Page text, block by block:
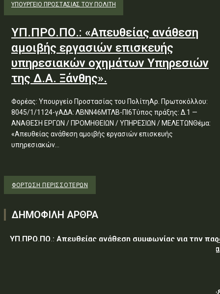
ΥΠΟΥΡΓΕΊΟ ΠΡΟΣΤΑΣΊΑΣ ΤΟΥ ΠΟΛΊΤΗ
ΥΠ.ΠΡΟ.ΠΟ.: «Απευθείας ανάθεση
αμοιβής εργασιών επισκευής
υπηρεσιακών οχημάτων Υπηρεσιών
της Δ.Α. Ξάνθης».
Φορέας: Υπουργείο Προστασίας του ΠολίτηΑρ. Πρωτοκόλλου:
8045/1/1124-γΑΔΑ: ΛΒΝΝ46ΜΤΛΒ-ΠΙ6Τύπος πράξης: Δ.1 —
ΑΝΑΘΕΣΗ ΕΡΓΩΝ / ΠΡΟΜΗΘΕΙΩΝ / ΥΠΗΡΕΣΙΩΝ / ΜΕΛΕΤΩΝΘέμα:
«Απευθείας ανάθεση αμοιβής εργασιών επισκευής
υπηρεσιακών...
ΦΌΡΤΩΣΗ ΠΕΡΙΣΣΟΤΈΡΩΝ
ΔΗΜΟΦΙΛΗ ΑΡΘΡΑ
ΥΠ.ΠΡΟ.ΠΟ.: Απευθείας ανάθεση συμφωνίας για την
υπηρεσιών κλειδαρά για τη σφράγιση οικίας στα Μέγαρα